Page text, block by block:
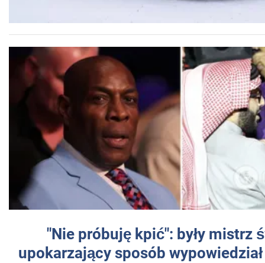
"Nie próbuję kpić": były mistrz
upokarzający sposób